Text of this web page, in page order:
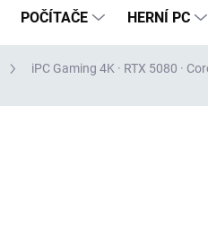
POČÍTAČE HERNÍ PC
iPC Gaming 4K · RTX 5080 ·